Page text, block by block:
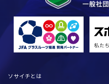
ソサイチとは